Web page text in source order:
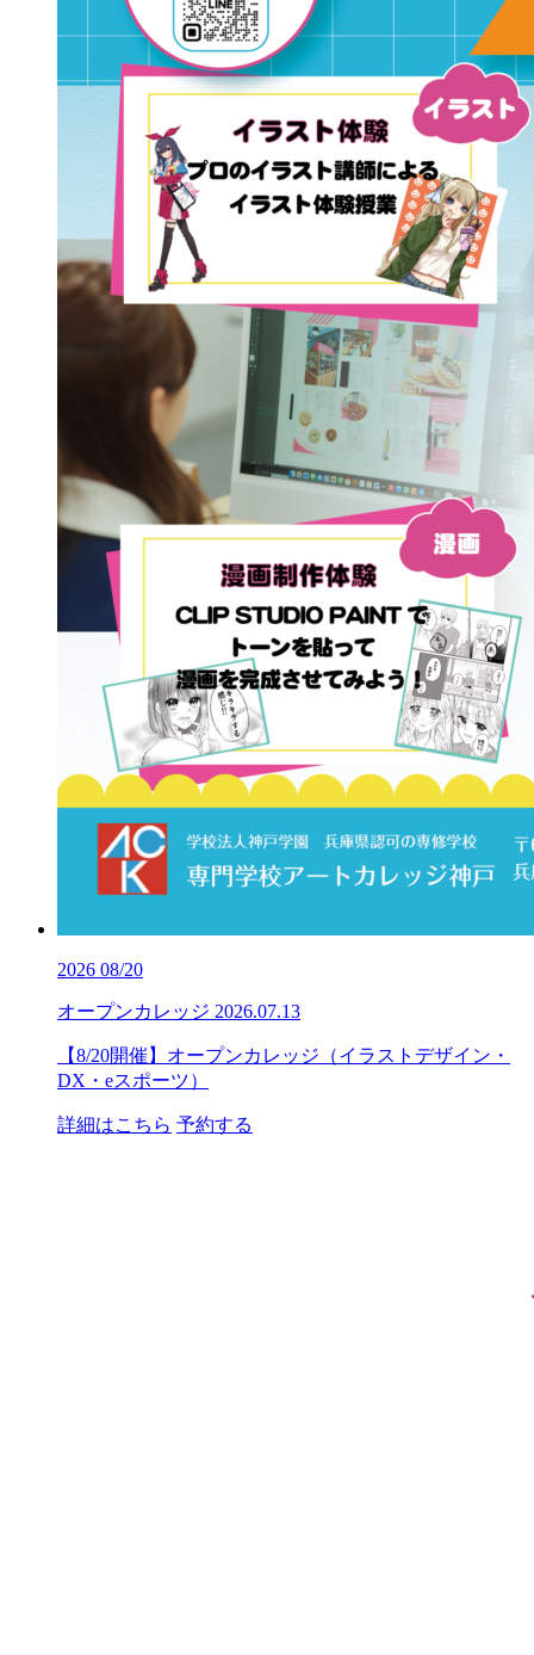
2026 08/20
オープンカレッジ 2026.07.13
【8/20開催】オープンカレッジ（イラストデザイン・
DX・eスポーツ）
詳細はこちら 予約する